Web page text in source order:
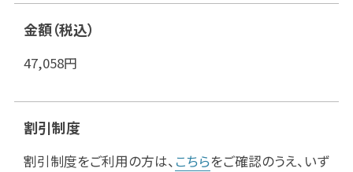
金額（税込）
47,058円
割引制度
割引制度をご利用の方は、 こちらをご確認のうえ、いず